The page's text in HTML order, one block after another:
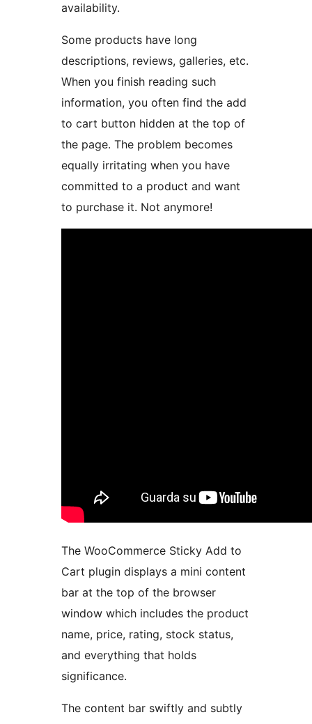
availability.
Some products have long
descriptions, reviews, galleries, etc.
When you finish reading such
information, you often find the add
to cart button hidden at the top of
the page. The problem becomes
equally irritating when you have
committed to a product and want
to purchase it. Not anymore!
The WooCommerce Sticky Add to
Cart plugin displays a mini content
bar at the top of the browser
window which includes the product
name, price, rating, stock status,
and everything that holds
significance.
The content bar swiftly and subtly